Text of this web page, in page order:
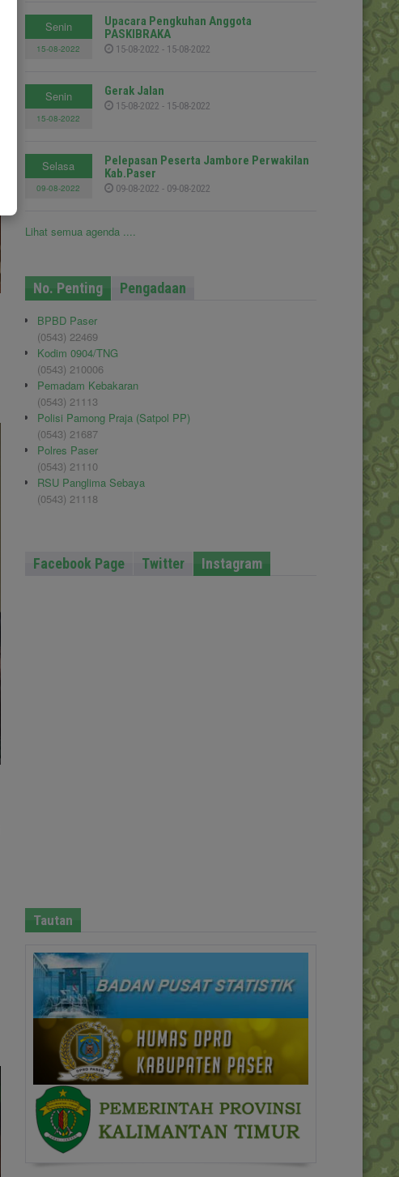
Senin
15-08-2022
Upacara Pengkuhan Anggota
PASKIBRAKA
15-08-2022 - 15-08-2022
Senin
15-08-2022
Gerak Jalan
15-08-2022 - 15-08-2022
Selasa
09-08-2022
Pelepasan Peserta Jambore Perwakilan
Kab.Paser
09-08-2022 - 09-08-2022
Lihat semua agenda ....
No. Penting Pengadaan
BPBD Paser
(0543) 22469
Kodim 0904/TNG
(0543) 210006
Pemadam Kebakaran
(0543) 21113
Polisi Pamong Praja (Satpol PP)
(0543) 21687
Polres Paser
(0543) 21110
RSU Panglima Sebaya
(0543) 21118
Facebook Page Twitter Instagram
Tautan